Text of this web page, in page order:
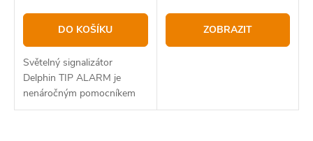
DO KOŠÍKU
Světelný signalizátor
Delphin TIP ALARM je
nenáročným pomocníkem
během rybaření. Díky
ZOBRAZIT